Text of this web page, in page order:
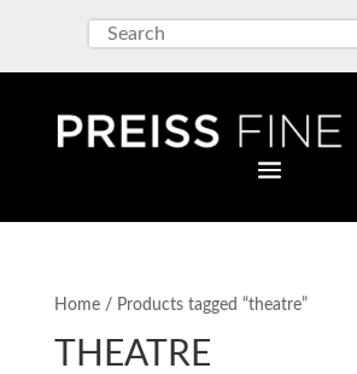
Home/ Products tagged “theatre”
THEATRE